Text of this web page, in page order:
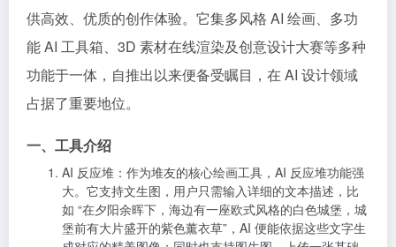
供高效、优质的创作体验。它集多风格 AI 绘画、多功
能 AI 工具箱、3D 素材在线渲染及创意设计大赛等多种
功能于一体，自推出以来便备受瞩目，在 AI 设计领域
占据了重要地位。
一、工具介绍
AI 反应堆 ：作为堆友的核心绘画工具，AI 反应堆功能强
大。它支持文生图，用户只需输入详细的文本描述，比
如 “在夕阳余晖下，海边有一座欧式风格的白色城堡，城
堡前有大片盛开的紫色薰衣草”，AI 便能依据这些文字生